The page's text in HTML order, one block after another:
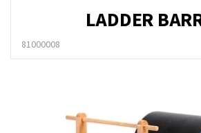
LADDER
81000008